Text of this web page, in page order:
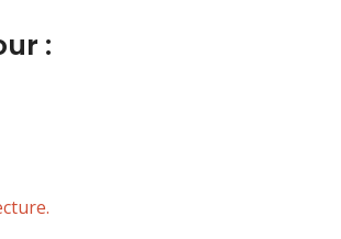
: